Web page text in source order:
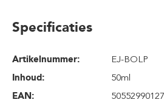
Specificaties
Artikelnummer:
EJ-BOLP
Inhoud:
50ml
EAN: